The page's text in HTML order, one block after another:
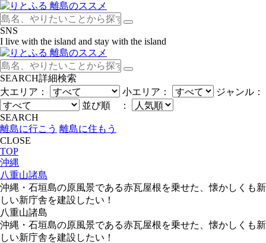
SNS
I live with the island and stay with the island
SEARCH詳細検索
大エリア：
小エリア：
ジャンル：
並び順 ：
SEARCH
離島に行こう 離島に住もう
CLOSE
TOP
沖縄
八重山諸島
沖縄・石垣島の原風景である赤瓦屋根を乗せた、懐かしくも新
しい新庁舎を建設したい！
八重山諸島
沖縄・石垣島の原風景である赤瓦屋根を乗せた、懐かしくも新
しい新庁舎を建設したい！